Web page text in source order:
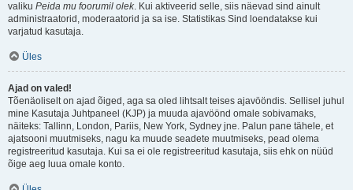
valiku Peida mu foorumil olek. Kui aktiveerid selle, siis näevad sind ainult
administraatorid, moderaatorid ja sa ise. Statistikas Sind loendatakse kui
varjatud kasutaja.
Üles
Ajad on valed!
Tõenäoliselt on ajad õiged, aga sa oled lihtsalt teises ajavööndis. Sellisel juhul
mine Kasutaja Juhtpaneel (KJP) ja muuda ajavöönd omale sobivamaks,
näiteks: Tallinn, London, Pariis, New York, Sydney jne. Palun pane tähele, et
ajatsooni muutmiseks, nagu ka muude seadete muutmiseks, pead olema
registreeritud kasutaja. Kui sa ei ole registreeritud kasutaja, siis ehk on nüüd
õige aeg luua omale konto.